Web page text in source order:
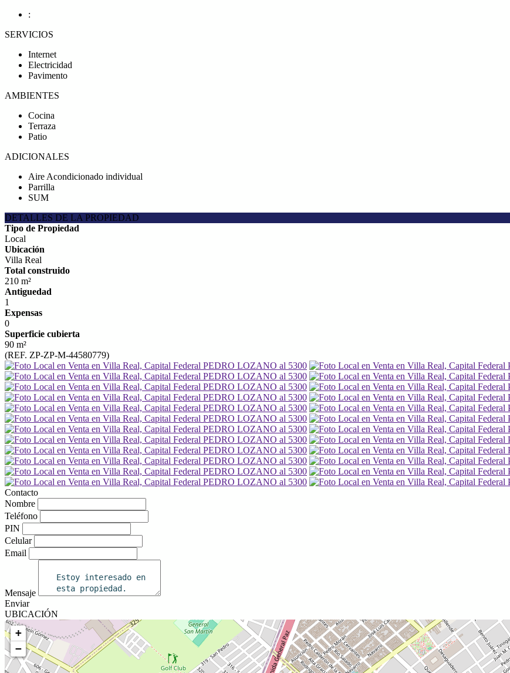
:
SERVICIOS
Internet
Electricidad
Pavimento
AMBIENTES
Cocina
Terraza
Patio
ADICIONALES
Aire Acondicionado individual
Parrilla
SUM
DETALLES DE LA PROPIEDAD
Tipo de Propiedad
Local
Ubicación
Villa Real
Total construido
210 m²
Antiguedad
1
Expensas
0
Superficie cubierta
90 m²
(REF. ZP-ZP-M-44580779)
Contacto
Nombre
Teléfono
PIN
Celular
Email
Mensaje
Enviar
UBICACIÓN
+
−